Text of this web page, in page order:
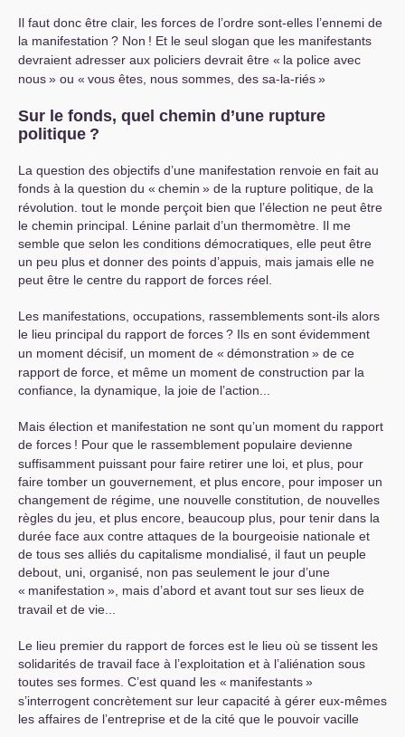
Il faut donc être clair, les forces de l’ordre sont-elles l’ennemi de
la manifestation ? Non ! Et le seul slogan que les manifestants
devraient adresser aux policiers devrait être « la police avec
nous» ou « vous êtes, nous sommes, des sa-la-riés»
Sur le fonds, quel chemin d’une rupture
politique ?
La question des objectifs d’une manifestation renvoie en fait au
fonds à la question du « chemin » de la rupture politique, de la
révolution. tout le monde perçoit bien que l’élection ne peut être
le chemin principal. Lénine parlait d’un thermomètre. Il me
semble que selon les conditions démocratiques, elle peut être
un peu plus et donner des points d’appuis, mais jamais elle ne
peut être le centre du rapport de forces réel.
Les manifestations, occupations, rassemblements sont-ils alors
le lieu principal du rapport de forces? Ils en sont évidemment
un moment décisif, un moment de « démonstration » de ce
rapport de force, et même un moment de construction par la
confiance, la dynamique, la joie de l’action...
Mais élection et manifestation ne sont qu’un moment du rapport
de forces ! Pour que le rassemblement populaire devienne
suffisamment puissant pour faire retirer une loi, et plus, pour
faire tomber un gouvernement, et plus encore, pour imposer un
changement de régime, une nouvelle constitution, de nouvelles
règles du jeu, et plus encore, beaucoup plus, pour tenir dans la
durée face aux contre attaques de la bourgeoisie nationale et
de tous ses alliés du capitalisme mondialisé, il faut un peuple
debout, uni, organisé, non pas seulement le jour d’une
« manifestation », mais d’abord et avant tout sur ses lieux de
travail et de vie...
Le lieu premier du rapport de forces est le lieu où se tissent les
solidarités de travail face à l’exploitation et à l’aliénation sous
toutes ses formes. C’est quand les « manifestants»
s’interrogent concrètement sur leur capacité à gérer eux-mêmes
les affaires de l’entreprise et de la cité que le pouvoir vacille